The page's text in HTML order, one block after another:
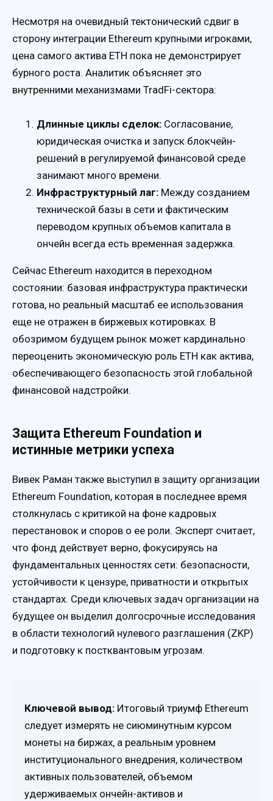
Несмотря на очевидный тектонический сдвиг в
сторону интеграции Ethereum крупными игроками,
цена самого актива ETH пока не демонстрирует
бурного роста. Аналитик объясняет это
внутренними механизмами TradFi-сектора:
Длинные циклы сделок: Согласование,
юридическая очистка и запуск блокчейн-
решений в регулируемой финансовой среде
занимают много времени.
Инфраструктурный лаг: Между созданием
технической базы в сети и фактическим
переводом крупных объемов капитала в
ончейн всегда есть временная задержка.
Сейчас Ethereum находится в переходном
состоянии: базовая инфраструктура практически
готова, но реальный масштаб ее использования
еще не отражен в биржевых котировках. В
обозримом будущем рынок может кардинально
переоценить экономическую роль ETH как актива,
обеспечивающего безопасность этой глобальной
финансовой надстройки.
Защита Ethereum Foundation и
истинные метрики успеха
Вивек Раман также выступил в защиту организации
Ethereum Foundation, которая в последнее время
столкнулась с критикой на фоне кадровых
перестановок и споров о ее роли. Эксперт считает,
что фонд действует верно, фокусируясь на
фундаментальных ценностях сети: безопасности,
устойчивости к цензуре, приватности и открытых
стандартах. Среди ключевых задач организации на
будущее он выделил долгосрочные исследования
в области технологий нулевого разглашения (ZKP)
и подготовку к постквантовым угрозам.
Ключевой вывод: Итоговый триумф Ethereum
следует измерять не сиюминутным курсом
монеты на биржах, а реальным уровнем
институционального внедрения, количеством
активных пользователей, объемом
удерживаемых ончейн-активов и